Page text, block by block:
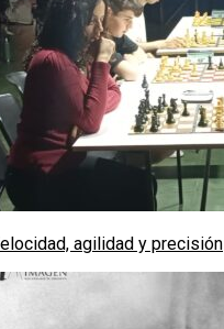
agilidad y precisión